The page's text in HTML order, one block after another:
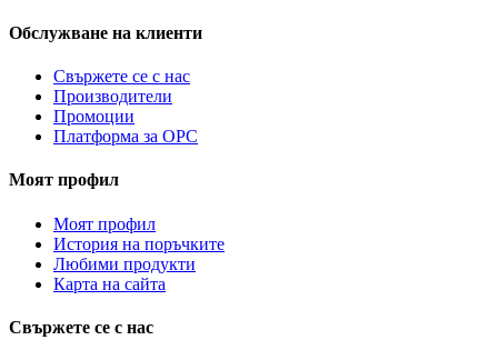
Обслужване на клиенти
Свържете се с нас
Производители
Промоции
Платформа за ОРС
Моят профил
Моят профил
История на поръчките
Любими продукти
Карта на сайта
Свържете се с нас